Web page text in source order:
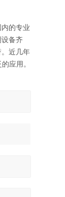
的专业
备齐
近几年
应用。